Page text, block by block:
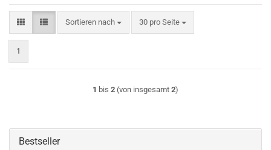
Sortieren nach
Sortieren nach 30 pro Seite
pro Seite
1
1 bis 2 (von insgesamt 2)
Bestseller